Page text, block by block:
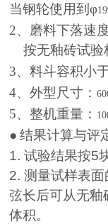
当钢轮使用到φ
2、磨料下落速
按无釉砖试验
3、料斗容积小
4、外型尺寸：
5、整机重量：
● 结果计算与评
1.试验结果按5
2.测量试样表
弦长后可从无釉
体积。